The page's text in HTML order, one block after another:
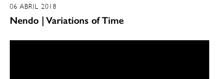
06 ABRIL 2018
Nendo | Variations of Time